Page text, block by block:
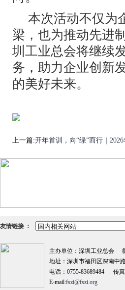
本次活动不仅为
梁，也为推动先进
圳工业总会将继续
务，助力企业创新
的美好未来。
上一篇:开年首训，向“绿”而行｜2026
友情链接 ：
主办单位：深圳工业总会
地址：深圳市福田区深南中
电话：0755-83689484 传
E-mail:fszi@fszi.org